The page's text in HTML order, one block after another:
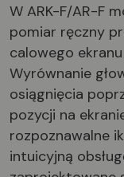
W ARK-F/AR-F
pomiar ręczny
calowego
Wyrównanie
osiągnięcia
pozycji na
rozpoznawalne
intuicyjną